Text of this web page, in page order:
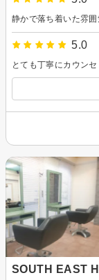
5.0
SOUTH EAST